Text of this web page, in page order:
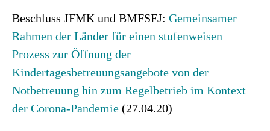
Beschluss JFMK und BMFSFJ: Gemeinsamer
Rahmen der Länder für einen stufenweisen
Prozess zur Öffnung der
Kindertagesbetreuungsangebote von der
Notbetreuung hin zum Regelbetrieb im Kontext
der Corona-Pandemie (27.04.20)